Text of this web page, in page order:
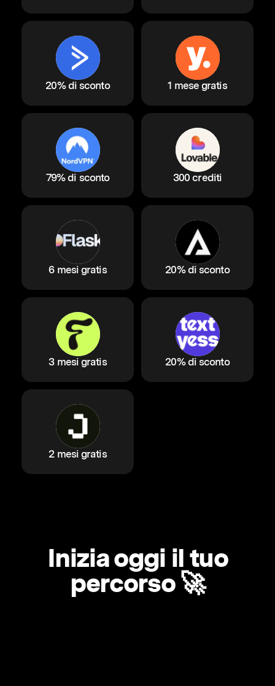
20% di sconto 1 mese gratis
79% di sconto 300 crediti
6 mesi gratis 20% di sconto
3 mesi gratis 20% di sconto
2 mesi gratis
Inizia oggi il tuo
percorso 🚀